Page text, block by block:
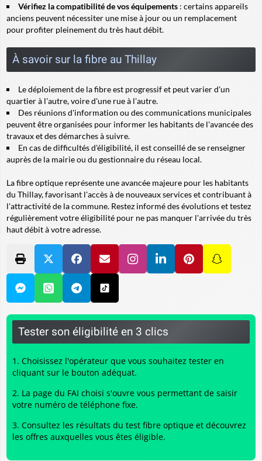
Vérifiez la compatibilité de vos équipements : certains appareils
anciens peuvent nécessiter une mise à jour ou un remplacement
pour profiter pleinement du très haut débit.
À savoir sur la fibre au Thillay
Le déploiement de la fibre est progressif et peut varier d'un
quartier à l'autre, voire d'une rue à l'autre.
Des réunions d'information ou des communications municipales
peuvent être organisées pour informer les habitants de l'avancée des
travaux et des démarches à suivre.
En cas de difficultés d'éligibilité, il est conseillé de se renseigner
auprès de la mairie ou du gestionnaire du réseau local.
La fibre optique représente une avancée majeure pour les habitants
du Thillay, favorisant l'accès à de nouveaux services et contribuant à
l'attractivité de la commune. Restez informé des évolutions et testez
régulièrement votre éligibilité pour ne pas manquer l'arrivée du très
haut débit à votre adresse.
Tester son éligibilité en 3 clics
Choisissez l'opérateur que vous souhaitez tester en
cliquant sur le bouton adéquat.
La page du FAI choisi s'ouvre vous permettant de saisir
votre numéro de téléphone fixe.
Consultez les résultats du test fibre optique et découvrez
les offres auxquelles vous êtes éligible.